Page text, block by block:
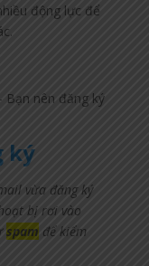
động lực để
Bạn nên đăng ký
ký
vừa đăng ký
bị rơi vào
spam để kiểm